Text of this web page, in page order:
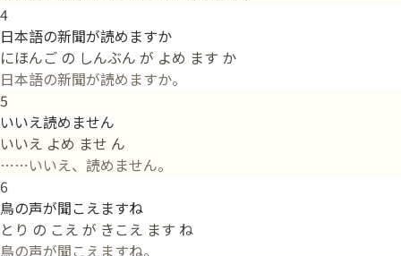
4
日本語の新聞が読めますか
にほんご の しんぶん が よめ ます か
日本語の新聞が読めますか。
5
いいえ読めません
いいえ よめ ませ ん
……いいえ、読めません。
6
鳥の声が聞こえますね
とり の こえ が きこえ ます ね
鳥の声が聞こえますね。